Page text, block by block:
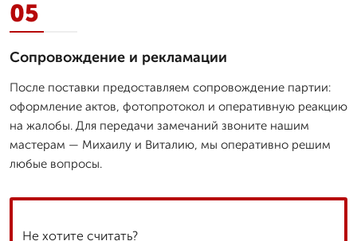
05
Сопровождение и рекламации
После поставки предоставляем сопровождение партии:
оформление актов, фотопротокол и оперативную реакцию
на жалобы. Для передачи замечаний звоните нашим
мастерам — Михаилу и Виталию, мы оперативно решим
любые вопросы.
Не хотите считать?